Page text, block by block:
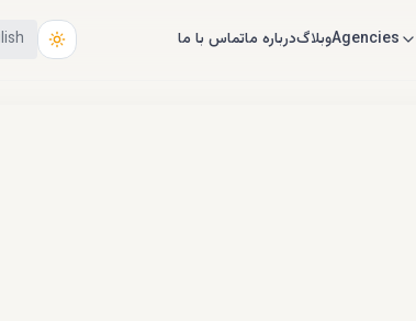
Agenciesوبلاگدرباره ماتماس با ما